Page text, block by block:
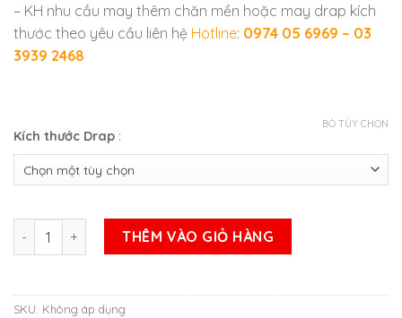
– KH nhu cầu may thêm chăn mền hoặc may drap kích
thước theo yêu cầu liên hệ Hotline: 0974 05 6969 – 03
3939 2468
Kích thước Drap :
BỎ TÙY CHỌN
BỘ GA LỤA TENCEL CAO CẤP MARKCROSS MÀU KEM số lượng
THÊM VÀO GIỎ HÀNG
SKU: Không áp dụng